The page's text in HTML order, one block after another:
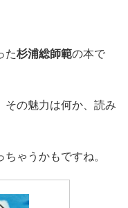
た杉浦総師範の本で
その魅力は何か、読み
ゃうかもですね。